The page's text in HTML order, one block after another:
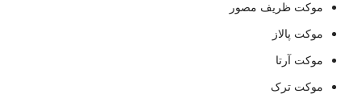
موکت ظریف مصور
موکت پالاز
موکت آرتا
موکت ترک